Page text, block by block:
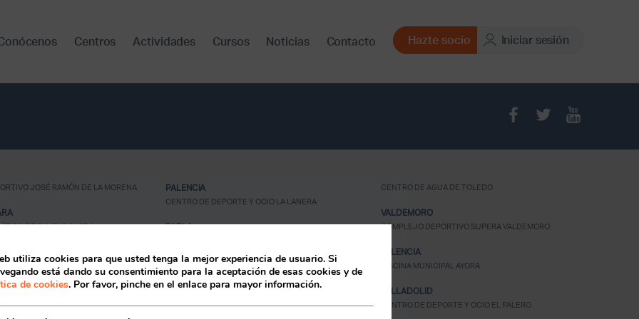
Acceso socios
Centros Actividades Cursos Noticias Contacto Hazte socio Iniciar sesión
JOSÉ RAMÓN DE LA MORENA
DE GUADALAJARA
Y OCIO ERAS DE RENUEVA
SUPERA TELHEIRAS
PALENCIA
CENTRO DE DEPORTE Y OCIO LA LANERA
PARLA
RIVAS-VACIAMADRID
CENTRO DEPORTIVO SUPERA RIVAS LA LUNA
CENTRO DE AGUA DE TOLEDO
VALDEMORO
COMPLEJO DEPORTIVO SUPERA VALDEMORO
VALENCIA
PISCINA MUNICIPAL AYORA
VALLADOLID
CENTRO DE DEPORTE Y OCIO EL PALERO
utiliza cookies para que usted tenga la mejor experiencia de usuario. Si
está dando su consentimiento para la aceptación de esas cookies y de
de cookies. Por favor, pinche en el enlace para mayor información.